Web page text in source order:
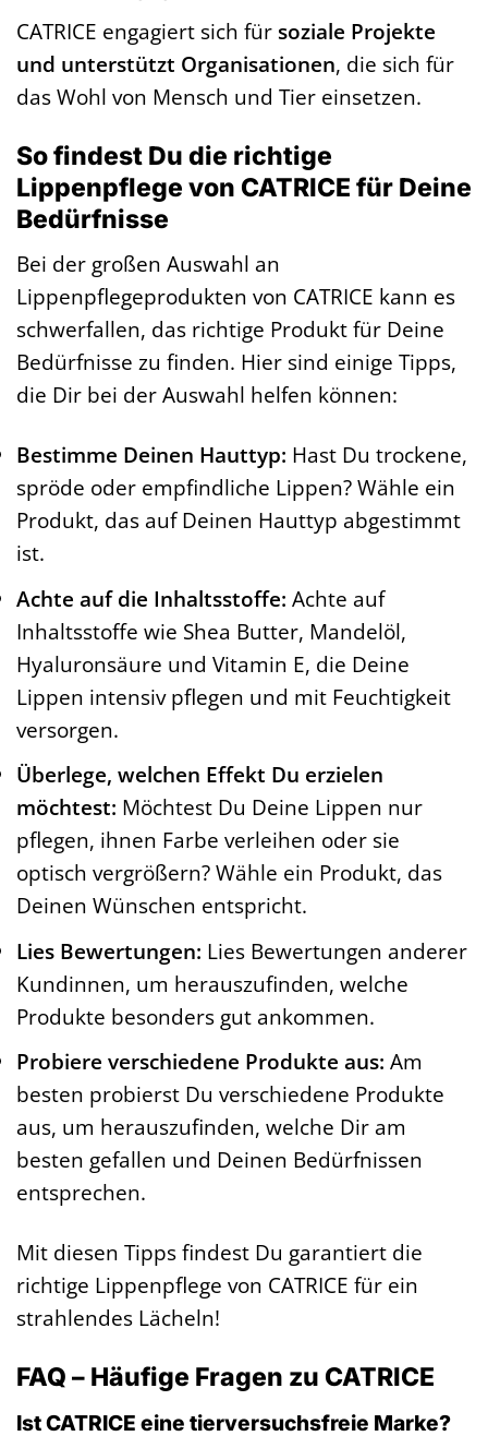
CATRICE engagiert sich fürsoziale Projekte
und unterstützt Organisationen, die sich für
das Wohl von Mensch und Tier einsetzen.
So findest Du die richtige
Lippenpflege von CATRICE für Deine
Bedürfnisse
Bei der großen Auswahl an
Lippenpflegeprodukten von CATRICE kann es
schwerfallen, das richtige Produkt für Deine
Bedürfnisse zu finden. Hier sind einige Tipps,
die Dir bei der Auswahl helfen können:
Bestimme Deinen Hauttyp: Hast Du trockene,
spröde oder empfindliche Lippen? Wähle ein
Produkt, das auf Deinen Hauttyp abgestimmt
ist.
Achte auf die Inhaltsstoffe: Achte auf
Inhaltsstoffe wie Shea Butter, Mandelöl,
Hyaluronsäure und Vitamin E, die Deine
Lippen intensiv pflegen und mit Feuchtigkeit
versorgen.
Überlege, welchen Effekt Du erzielen
möchtest: Möchtest Du Deine Lippen nur
pflegen, ihnen Farbe verleihen oder sie
optisch vergrößern? Wähle ein Produkt, das
Deinen Wünschen entspricht.
Lies Bewertungen: Lies Bewertungen anderer
Kundinnen, um herauszufinden, welche
Produkte besonders gut ankommen.
Probiere verschiedene Produkte aus: Am
besten probierst Du verschiedene Produkte
aus, um herauszufinden, welche Dir am
besten gefallen und Deinen Bedürfnissen
entsprechen.
Mit diesen Tipps findest Du garantiert die
richtige Lippenpflege von CATRICE für ein
strahlendes Lächeln!
FAQ – Häufige Fragen zu CATRICE
Ist CATRICE eine tierversuchsfreie Marke?